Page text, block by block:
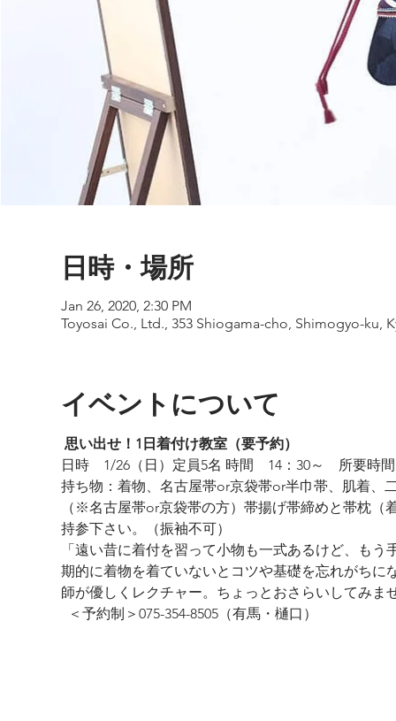
日時・場所
Jan 26, 2020, 2:30 PM
Toyosai Co., Ltd., 353 Shiogama-cho, Shimogyo-ku,
イベントについて
思い出せ！1日着付け教室（要予約）
日時　1/26（日）定員5名 時間　14：30～　所要時
持ち物：着物、名古屋帯or京袋帯or半巾帯、肌着、
（※名古屋帯or京袋帯の方）帯揚げ帯締めと帯枕
持参下さい。（振袖不可）
「遠い昔に着付を習って小物も一式あるけど、も
期的に着物を着ていないとコツや基礎を忘れがち
師が優しくレクチャー。ちょっとおさらいしてみま
＜予約制＞075-354-8505（有馬・樋口）